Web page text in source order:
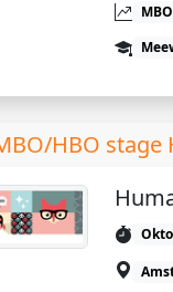
HBO stage